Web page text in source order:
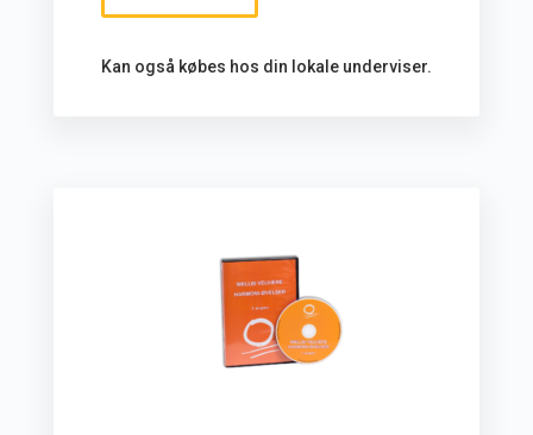
Kan også købes hos din lokale underviser.